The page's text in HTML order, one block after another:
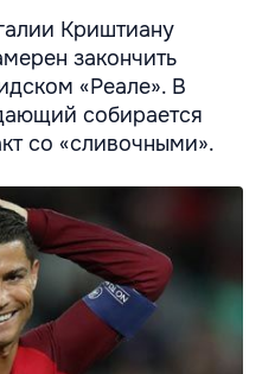
Криштиану
закончить
«Реале». В
собирается
со «сливочными».